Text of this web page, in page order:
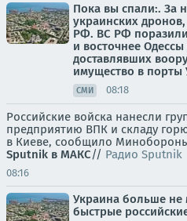
Пока вы спали:. За
украинских
РФ. ВС РФ
и восточнее Одессы
доставлявших
имущество в порты
СМИ 08:18
Российские войска нанесли
предприятию ВПК и складу
в Киеве, сообщило
Sputnik в МАКС// Радио Sputnik
08:16
Украина больше не
быстрые